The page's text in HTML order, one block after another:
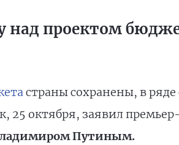
над проектом
страны сохранены, в ряде
25 октября, заявил
Путиным.